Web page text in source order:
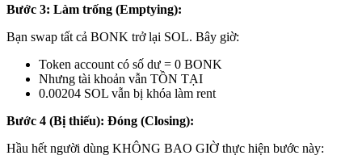
Bước 3: Làm trống (Emptying):
Bạn swap tất cả BONK trở lại SOL. Bây giờ:
Token account có số dư = 0 BONK
Nhưng tài khoản vẫn TỒN TẠI
0.00204 SOL vẫn bị khóa làm rent
Bước 4 (Bị thiếu): Đóng (Closing):
Hầu hết người dùng KHÔNG BAO GIỜ thực hiện bước này: